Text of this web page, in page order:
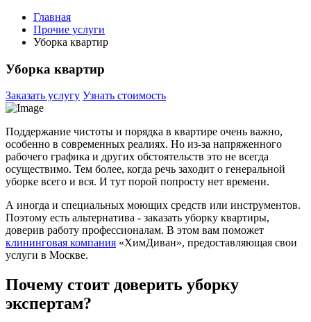
Главная
Прочие услуги
Уборка квартир
Уборка квартир
Заказать услугу Узнать стоимость
Поддержание чистоты и порядка в квартире очень важно,
особенно в современных реалиях. Но из-за напряженного
рабочего графика и других обстоятельств это не всегда
осуществимо. Тем более, когда речь заходит о генеральной
уборке всего и вся. И тут порой попросту нет времени.
А иногда и специальных моющих средств или инструментов.
Поэтому есть альтернатива - заказать уборку квартиры,
доверив работу профессионалам. В этом вам поможет
клининговая компания «ХимДиван», предоставляющая свои
услуги в Москве.
Почему стоит доверить уборку
экспертам?